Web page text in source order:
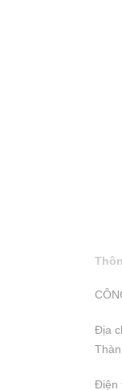
Địa
Điện